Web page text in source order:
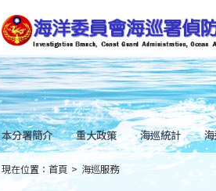
到
主
要
內
容
Skip
to
main
content
本分署簡介 重大政策 海巡統計
現在位置： 首頁 > 海巡服務